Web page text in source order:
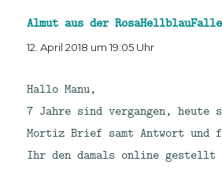
Almut aus der RosaHellblauFalle
12. April 2018 um 19:05 Uhr
Hallo Manu,
7 Jahre sind vergangen, heute
Mortiz Brief samt Antwort und
Ihr den damals online gestellt